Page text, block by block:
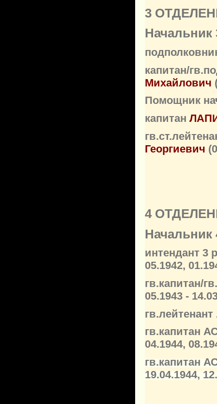
3
Начальник
капитан/
Михайлович
Помощник
капитан
Георгиевич
4
Начальник
интендант 3
05.1942,
гв.капитан/
05.1943 -
гв.капитан
04.1944,
гв.капитан
19.04.1944,